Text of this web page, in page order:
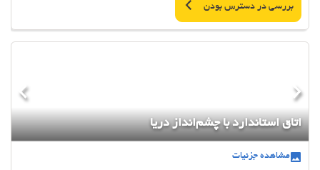
بررسی در دسترس بودن
اتاق استاندارد با چشم‌انداز دریا
مشاهده جزئیات